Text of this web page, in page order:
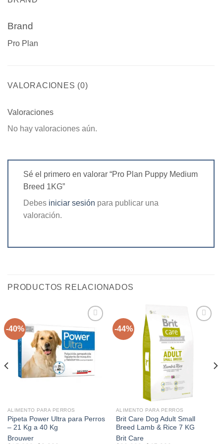
Brand
Pro Plan
VALORACIONES (0)
Valoraciones
No hay valoraciones aún.
Sé el primero en valorar “Pro Plan Puppy Medium
Breed 1KG”
Debes iniciar sesión para publicar una
valoración.
PRODUCTOS RELACIONADOS
-40%
Agregar
a la
lista de
ALIMENTO PARA PERROS
Pipeta Power Ultra para Perros
– 21 Kg a 40 Kg
Brouwer
-44%
ALIMENTO PARA PERROS
Brit Care Dog Adult Small
Breed Lamb & Rice 7 KG
Brit Care